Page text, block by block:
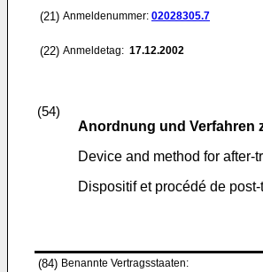
(21) Anmeldenummer: 02028305.7
(22) Anmeldetag: 17.12.2002
(54)
Anordnung und Verfahren
Device and method for after-
Dispositif et procédé de
(84) Benannte Vertragsstaaten: